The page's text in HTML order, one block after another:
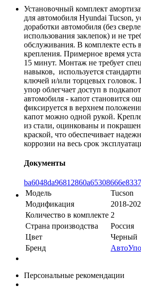
Установочный комплект
для автомобиля Hyundai Tucson,
доработки автомобиля (без
использования заклепок) и не
обслуживания. В комплекте есть
крепления. Примерное время
15 минут. Монтаж не требует
навыков, используется
ключей и/или торцевых головок.
упор облегчает доступ в
автомобиля - капот становится
фиксируется в верхнем
капот можно одной рукой.
из стали, оцинкованы и
краской, что обеспечивает
коррозии на весь срок
Документы
Модель
Tucson
Модификация
2018-
Количество в комплекте 2
Страна производства
Россия
Цвет
Черный
Бренд
Персональные рекомендации